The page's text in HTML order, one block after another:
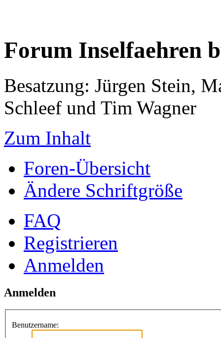
Forum Inselfaehren
Besatzung: Jürgen Stein,
Schleef und Tim Wagner
Zum Inhalt
Foren-Übersicht
Ändere Schriftgröße
FAQ
Registrieren
Anmelden
Anmelden
Benutzername: